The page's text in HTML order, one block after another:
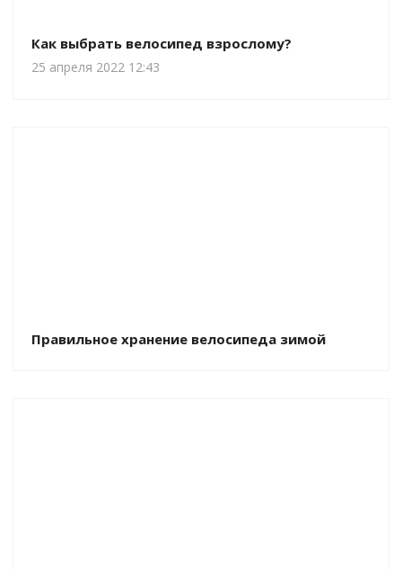
Как выбрать велосипед взрослому?
25 апреля 2022 12:43
Правильное хранение велосипеда зимой